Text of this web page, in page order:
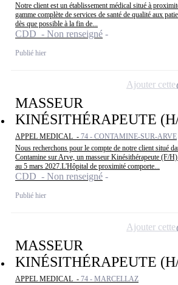
Notre client est un établissement médical situé à
gamme complète de services de santé de qualité aux
dès que possible à la fin de...
CDD - Non renseigné
Publié hier
MASSEUR
KINÉSITHÉRAPEUTE
APPEL MEDICAL - 74 - CONTAMINE-SUR-ARVE
Nous recherchons pour le compte de notre client situé
Contamine sur Arve, un masseur Kinésithérapeute (F/
au 5 mars 2027.L'Hôpital de proximité comporte...
CDD - Non renseigné
Publié hier
Ajouter
MASSEUR
KINÉSITHÉRAPEUTE
APPEL MEDICAL - 74 - MARCELLAZ
Ajouter